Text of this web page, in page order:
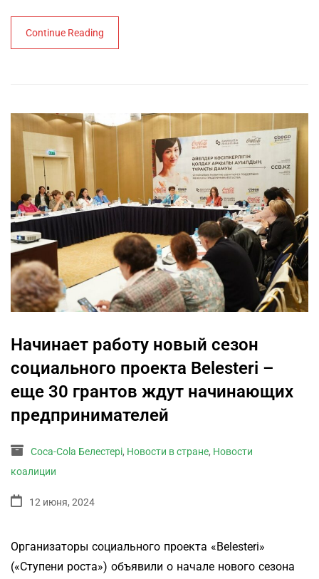
Continue Reading
Начинает работу новый сезон
социального проекта Belesteri –
еще 30 грантов ждут начинающих
предпринимателей
Coca-Cola Белестері, Новости в стране, Новости
коалиции
12 июня, 2024
Организаторы социального проекта «Belesteri»
(«Ступени роста») объявили о начале нового сезона